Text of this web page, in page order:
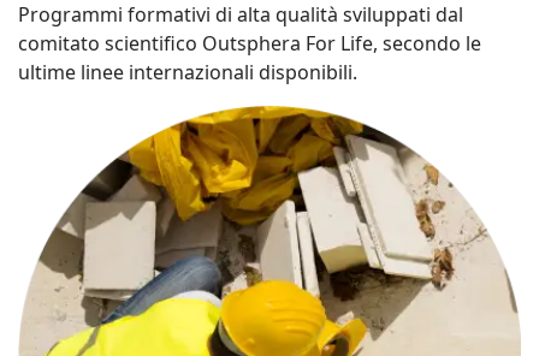
Programmi formativi di alta qualità sviluppati dal
comitato scientifico Outsphera For Life, secondo le
ultime linee internazionali disponibili.